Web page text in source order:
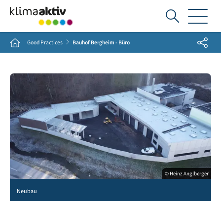
Ich
suche...
Home Good Practices Bauhof Bergheim - Büro Share
© Heinz Anglberger
Neubau